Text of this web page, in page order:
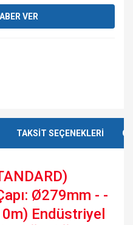
VER
TAKSİT SEÇENEKLERİ
Ø279mm - -
Endüstriyel